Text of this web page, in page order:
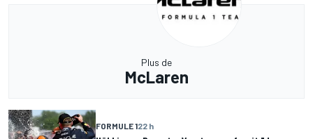
Plus de
McLaren
FORMULE 122 h